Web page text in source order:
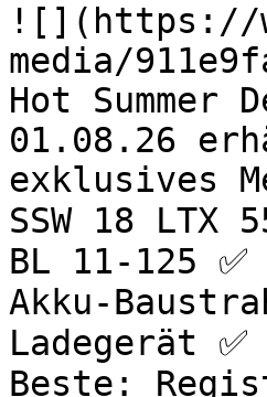
![](https://
media/
Hot Summer
01.08.26
exklusives
SSW 18 LTX
BL 11-125
Akku-
Ladegerät ✅
Beste: